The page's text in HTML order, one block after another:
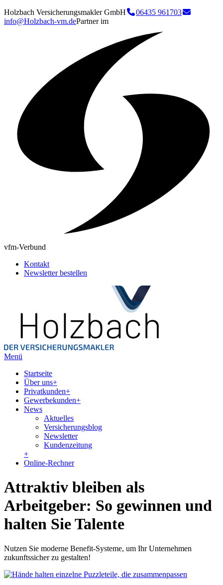
Holzbach Versicherungsmakler GmbH
06435 961703
info@Holzbach-vm.dePartner im
vfm-Verbund
Kontakt
Newsletter bestellen
Menü
Startseite
Über uns+
Privatkunden+
Gewerbekunden+
News
Aktuelles
Versicherungsblog
Newsletter
Kundenzeitung
+
Online-Rechner
Attraktiv bleiben als
Arbeitgeber: So gewinnen und
halten Sie Talente
Nutzen Sie moderne Benefit-Systeme, um Ihr Unternehmen
zukunftssicher zu gestalten!